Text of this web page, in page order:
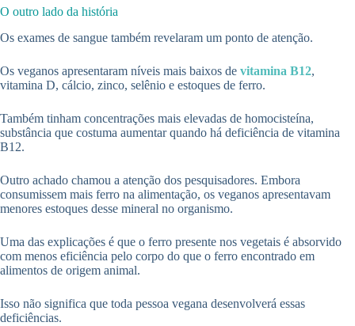
O outro lado da história
Os exames de sangue também revelaram um ponto de atenção.
Os veganos apresentaram níveis mais baixos de vitamina B12,
vitamina D, cálcio, zinco, selênio e estoques de ferro.
Também tinham concentrações mais elevadas de homocisteína,
substância que costuma aumentar quando há deficiência de vitamina
B12.
Outro achado chamou a atenção dos pesquisadores. Embora
consumissem mais ferro na alimentação, os veganos apresentavam
menores estoques desse mineral no organismo.
Uma das explicações é que o ferro presente nos vegetais é absorvido
com menos eficiência pelo corpo do que o ferro encontrado em
alimentos de origem animal.
Isso não significa que toda pessoa vegana desenvolverá essas
deficiências.